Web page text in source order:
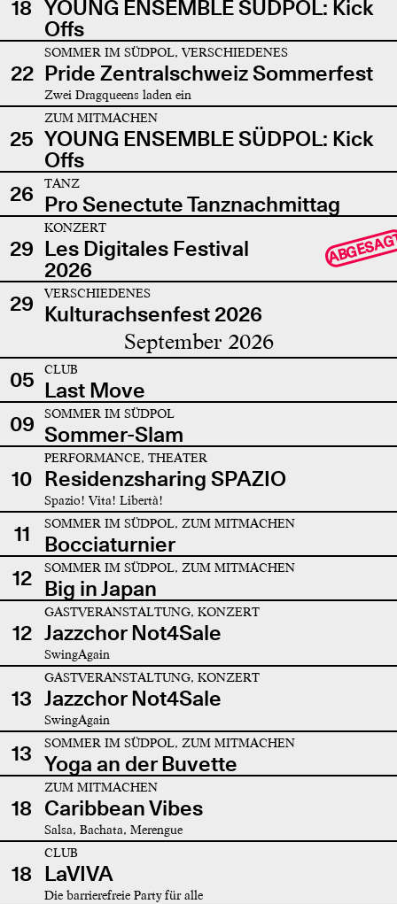
18 YOUNG ENSEMBLE SÜDPOL: Kick
Offs
22
SOMMER IM SÜDPOL, VERSCHIEDENES
Pride Zentralschweiz Sommerfest
Zwei Dragqueens laden ein
25
ZUM MITMACHEN
YOUNG ENSEMBLE SÜDPOL: Kick
Offs
26
TANZ
Pro Senectute Tanznachmittag
29
KONZERT
Les Digitales Festival
2026
29 VERSCHIEDENES
Kulturachsenfest 2026
September 2026
05 CLUB
Last Move
09
SOMMER IM SÜDPOL
Sommer-Slam
10
PERFORMANCE, THEATER
Residenzsharing SPAZIO
Spazio! Vita! Libertà!
11 SOMMER IM SÜDPOL, ZUM MITMACHEN
Bocciaturnier
12
SOMMER IM SÜDPOL, ZUM MITMACHEN
Big in Japan
12
GASTVERANSTALTUNG, KONZERT
Jazzchor Not4Sale
SwingAgain
13
GASTVERANSTALTUNG, KONZERT
Jazzchor Not4Sale
SwingAgain
13 SOMMER IM SÜDPOL, ZUM MITMACHEN
Yoga an der Buvette
18
ZUM MITMACHEN
Caribbean Vibes
Salsa, Bachata, Merengue
18
CLUB
LaVIVA
Die barrierefreie Party für alle